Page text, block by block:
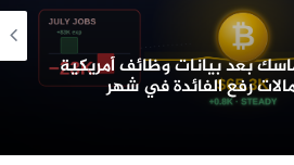
بعد بيانات وظائف أمريكية
رفع الفائدة في شهر